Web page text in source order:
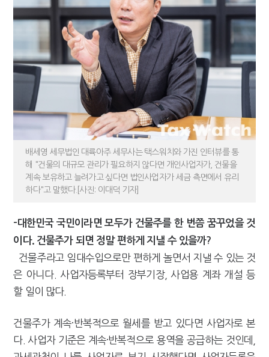
배세영 세무법인 대륙아주 세무사는 택스워치와 가진 인터뷰를 통
해 "건물의 대규모 관리가 필요하지 않다면 개인사업자가, 건물을
계속 보유하고 늘려가고 싶다면 법인사업자가 세금 측면에서 유리
하다"고 말했다.[사진: 이대덕 기자]
-대한민국 국민이라면 모두가 건물주를 한 번쯤 꿈꾸었을 것
이다. 건물주가 되면 정말 편하게 지낼 수 있을까?
건물주라고 임대수입으로만 편하게 놀면서 지낼 수 있는 것
은 아니다. 사업자등록부터 장부기장, 사업용 계좌 개설 등
할 일이 많다.
건물주가 계속·반복적으로 월세를 받고 있다면 사업자로 본
다. 사업자 기준은 계속·반복적으로 용역을 공급하는 것인데,